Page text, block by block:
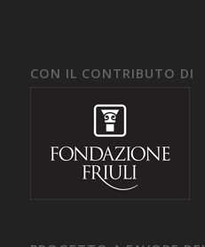
CON IL CONTRIBUTO DI